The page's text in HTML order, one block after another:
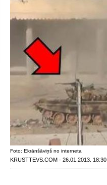
Foto: Ekrānšāviņš no interneta
KRUSTTEVS.COM · 26.01.2013. 18:30